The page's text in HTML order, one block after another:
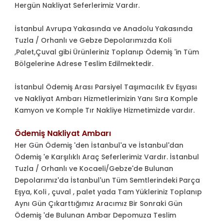
Hergün Nakliyat Seferlerimiz Vardır.
İstanbul Avrupa Yakasında ve Anadolu Yakasında
Tuzla / Orhanlı ve Gebze Depolarımızda Koli
,Palet,Çuval gibi Ürünleriniz Toplanıp Ödemiş 'in Tüm
Bölgelerine Adrese Teslim Edilmektedir.
İstanbul Ödemiş Arası Parsiyel Taşımacılık Ev Eşyası
ve Nakliyat Ambarı Hizmetlerimizin Yanı Sıra Komple
Kamyon ve Komple Tır Nakliye Hizmetimizde vardır.
Ödemiş Nakliyat Ambarı
Her Gün Ödemiş 'den İstanbul'a ve İstanbul'dan
Ödemiş 'e Karşılıklı Araç Seferlerimiz Vardır. İstanbul
Tuzla / Orhanlı ve Kocaeli/Gebze'de Bulunan
Depolarımız'da İstanbul'un Tüm Semtlerindeki Parça
Eşya, Koli , çuval , palet yada Tam Yükleriniz Toplanıp
Aynı Gün Çıkarttığımız Aracımız Bir Sonraki Gün
Ödemiş 'de Bulunan Ambar Depomuza Teslim